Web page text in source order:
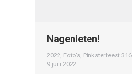
Nagenieten!
2022 Foto's Pinksterfeest 316
9 juni 2022